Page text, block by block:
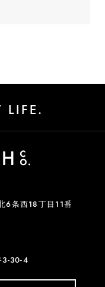
LIFE.
6条西18丁目11番
3-30-4